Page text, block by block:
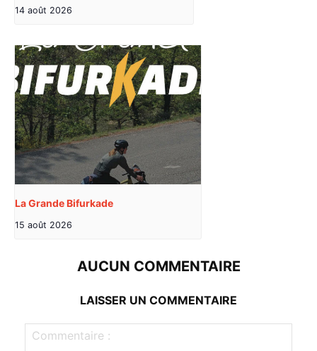
14 août 2026
La Grande Bifurkade
15 août 2026
AUCUN COMMENTAIRE
LAISSER UN COMMENTAIRE